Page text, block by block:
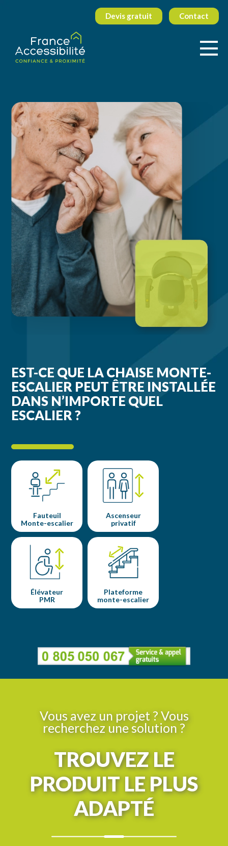
Devis gratuit Contact
EST-CE QUE LA CHAISE MONTE-
ESCALIER PEUT ÊTRE INSTALLÉE
DANS N’IMPORTE QUEL
ESCALIER ?
Fauteuil
Monte-escalier
Ascenseur
privatif
Élévateur
PMR
Plateforme
monte-escalier
Vous avez un projet ? Vous
recherchez une solution ?
TROUVEZ LE
PRODUIT LE PLUS
ADAPTÉ